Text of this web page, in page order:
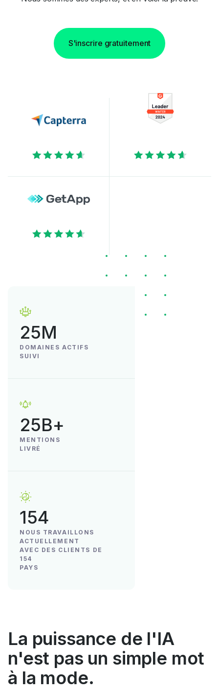
S'inscrire gratuitement
25M
DOMAINES ACTIFS
SUIVI
25B+
MENTIONS
LIVRÉ
154
NOUS TRAVAILLONS
ACTUELLEMENT
AVEC DES CLIENTS DE
154
PAYS
La puissance de l'IA
n'est pas un simple mot
à la mode.